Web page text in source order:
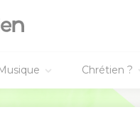
Chrétien ?